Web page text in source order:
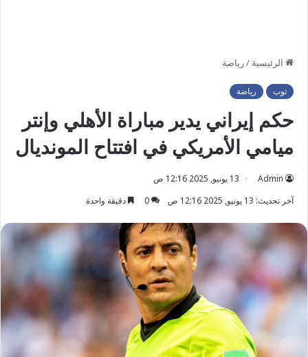
الرئيسية /رياضة
توب رياضة
حكم إيراني يدير مباراة الأهلي وإنتر
ميامي الأمريكي في افتتاح المونديال
Admin
13 يونيو, 2025 12:16 ص
آخر تحديث: 13 يونيو, 2025 12:16 ص
0 دقيقة واحدة